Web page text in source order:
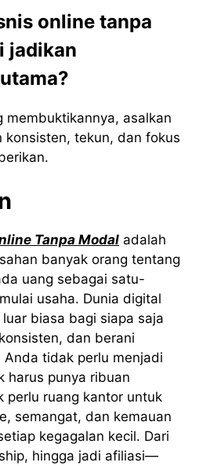
online tanpa
jadikan
membuktikannya, asalkan
konsisten, tekun, dan fokus
Tanpa Modal adalah
banyak orang tentang
uang sebagai satu-
usaha. Dunia digital
biasa bagi siapa saja
dan berani
tidak perlu menjadi
harus punya ribuan
perlu ruang kantor untuk
semangat, dan kemauan
kegagalan kecil. Dari
hingga jadi afiliasi—